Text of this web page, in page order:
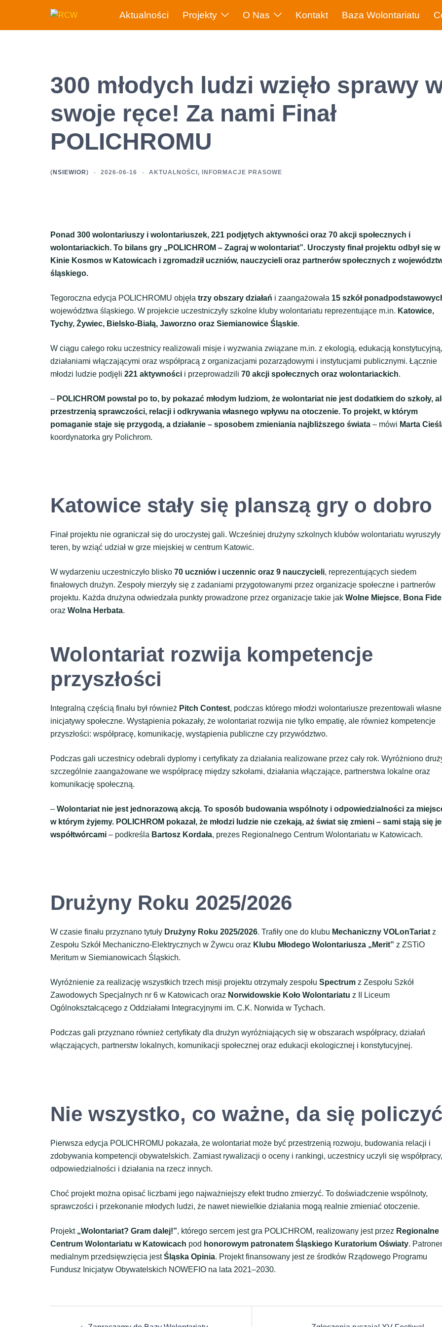
treści
Aktualności Projekty O Nas Kontakt Baza Wolontariatu
300 młodych ludzi wzięło sprawy
swoje ręce! Za nami Finał
POLICHROMU
( NSIEWIOR) 2026-06-16 AKTUALNOŚCI , INFORMACJE PRASOWE
Ponad 300 wolontariuszy i wolontariuszek, 221 podjętych aktywności oraz 70 akcji społecznych i
wolontariackich. To bilans gry „POLICHROM – Zagraj w wolontariat”. Uroczysty finał projektu odbył się w
Kinie Kosmos w Katowicach i zgromadził uczniów, nauczycieli oraz partnerów społecznych z
śląskiego.
Tegoroczna edycja POLICHROMU objęła trzy obszary działań i zaangażowała 15 szkół
województwa śląskiego. W projekcie uczestniczyły szkolne kluby wolontariatu reprezentujące m.in. Katowice,
Tychy, Żywiec, Bielsko-Białą, Jaworzno oraz Siemianowice Śląskie.
W ciągu całego roku uczestnicy realizowali misje i wyzwania związane m.in. z ekologią, edukacją konstytucyjną,
działaniami włączającymi oraz współpracą z organizacjami pozarządowymi i instytucjami publicznymi. Łącznie
młodzi ludzie podjęli 221 aktywności i przeprowadzili 70 akcji społecznych oraz wolontariackich.
– POLICHROM powstał po to, by pokazać młodym ludziom, że wolontariat nie jest dodatkiem do szkoły,
przestrzenią sprawczości, relacji i odkrywania własnego wpływu na otoczenie. To projekt, w którym
pomaganie staje się przygodą, a działanie – sposobem zmieniania najbliższego świata – mówi Marta
koordynatorka gry Polichrom.
Katowice stały się planszą gry o dobro
Finał projektu nie ograniczał się do uroczystej gali. Wcześniej drużyny szkolnych klubów wolontariatu
teren, by wziąć udział w grze miejskiej w centrum Katowic.
W wydarzeniu uczestniczyło blisko 70 uczniów i uczennic oraz 9 nauczycieli, reprezentujących siedem
finałowych drużyn. Zespoły mierzyły się z zadaniami przygotowanymi przez organizacje społeczne i partnerów
projektu. Każda drużyna odwiedzała punkty prowadzone przez organizacje takie jak Wolne Miejsce, Bona
oraz Wolna Herbata.
Wolontariat rozwija kompetencje
przyszłości
Integralną częścią finału był również Pitch Contest, podczas którego młodzi wolontariusze prezentowali własne
inicjatywy społeczne. Wystąpienia pokazały, że wolontariat rozwija nie tylko empatię, ale również kompetencje
przyszłości: współpracę, komunikację, wystąpienia publiczne czy przywództwo.
Podczas gali uczestnicy odebrali dyplomy i certyfikaty za działania realizowane przez cały rok. Wyróżniono
szczególnie zaangażowane we współpracę między szkołami, działania włączające, partnerstwa lokalne oraz
komunikację społeczną.
– Wolontariat nie jest jednorazową akcją. To sposób budowania wspólnoty i odpowiedzialności za
w którym żyjemy. POLICHROM pokazał, że młodzi ludzie nie czekają, aż świat się zmieni – sami stają się
współtwórcami – podkreśla Bartosz Kordała, prezes Regionalnego Centrum Wolontariatu w Katowicach.
Drużyny Roku 2025/2026
W czasie finału przyznano tytuły Drużyny Roku 2025/2026. Trafiły one do klubu Mechaniczny VOLonTariat z
Zespołu Szkół Mechaniczno-Elektrycznych w Żywcu oraz Klubu Młodego Wolontariusza „Merit” z ZSTiO
Meritum w Siemianowicach Śląskich.
Wyróżnienie za realizację wszystkich trzech misji projektu otrzymały zespołu Spectrum z Zespołu Szkół
Zawodowych Specjalnych nr 6 w Katowicach oraz Norwidowskie Koło Wolontariatu z II Liceum
Ogólnokształcącego z Oddziałami Integracyjnymi im. C.K. Norwida w Tychach.
Podczas gali przyznano również certyfikaty dla drużyn wyróżniających się w obszarach współpracy, działań
włączających, partnerstw lokalnych, komunikacji społecznej oraz edukacji ekologicznej i konstytucyjnej.
Nie wszystko, co ważne, da się policzyć
Pierwsza edycja POLICHROMU pokazała, że wolontariat może być przestrzenią rozwoju, budowania relacji i
zdobywania kompetencji obywatelskich. Zamiast rywalizacji o oceny i rankingi, uczestnicy uczyli się współpracy,
odpowiedzialności i działania na rzecz innych.
Choć projekt można opisać liczbami jego najważniejszy efekt trudno zmierzyć. To doświadczenie wspólnoty,
sprawczości i przekonanie młodych ludzi, że nawet niewielkie działania mogą realnie zmieniać otoczenie.
Projekt „Wolontariat? Gram dalej!”, którego sercem jest gra POLICHROM, realizowany jest przez Regionalne
Centrum Wolontariatu w Katowicach pod honorowym patronatem Śląskiego Kuratorium Oświaty.
medialnym przedsięwzięcia jestŚląska Opinia. Projekt finansowany jest ze środków Rządowego Programu
Fundusz Inicjatyw Obywatelskich NOWEFIO na lata 2021–2030.